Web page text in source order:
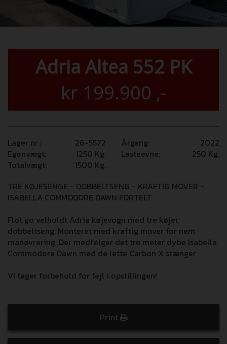
Adria Altea 552 PK
kr 199.900 ,-
Lager nr.: 26-5572 Årgang:
2022
Egenvægt:
1250 Kg. Lasteevne: 250 Kg.
Totalvægt:
1500 Kg.
TRE KØJESENGE - DOBBELTSENG - KRAFTIG MOVER -
ISABELLA COMMODORE DAWN FORTELT
Flot go velholdt Adria køjevogn med tre køjer,
dobbeltseng. Monteret med kraftig mover for nem
manøvrering. Der medfølger det tre meter dybe Isabella
Commodore Dawn med de lette Carbon X stænger
Vi tager forbehold for fejl i opstillingen!
Print